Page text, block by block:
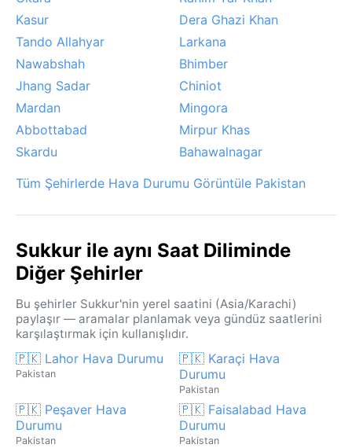
Kasur
Dera Ghazi Khan
Tando Allahyar
Larkana
Nawabshah
Bhimber
Jhang Sadar
Chiniot
Mardan
Mingora
Abbottabad
Mirpur Khas
Skardu
Bahawalnagar
Tüm Şehirlerde Hava Durumu Görüntüle Pakistan
Sukkur ile aynı Saat Diliminde
Diğer Şehirler
Bu şehirler Sukkur'nin yerel saatini (Asia/Karachi)
paylaşır — aramalar planlamak veya gündüz saatlerini
karşılaştırmak için kullanışlıdır.
🇵🇰 Lahor Hava Durumu
Pakistan
🇵🇰 Karaçi Hava
Durumu
Pakistan
🇵🇰 Peşaver Hava
Durumu
Pakistan
🇵🇰 Faisalabad Hava
Durumu
Pakistan